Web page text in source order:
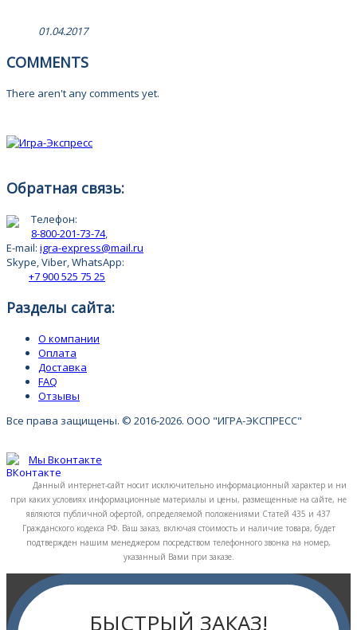
01.04.2017
COMMENTS
There aren't any comments yet.
Обратная связь:
Телефон:
8-800-201-73-74,
E-mail: igra-express@mail.ru
Skype, Viber, WhatsApp:
+7 900 525 75 25
Разделы сайта:
О компании
Оплата
Доставка
FAQ
Отзывы
Все права защищены. © 2016-2026. ООО "ИГРА-ЭКСПРЕСС"
Мы Вконтакте
Данный интернет-сайт носит исключительно информационный характер и ни
при каких условиях информационные материалы и цены, размещенные на сайте, не
являются публичной офертой, определяемой положениями Статей 435 и 437
Гражданского кодекса РФ. Ваш заказ, включая стоимость и наличие товара, будет
подтвержден нашим менеджером посредством телефонного звонка на номер,
указанный Вами при заказе.
БЫСТРЫЙ ЗАКАЗ!